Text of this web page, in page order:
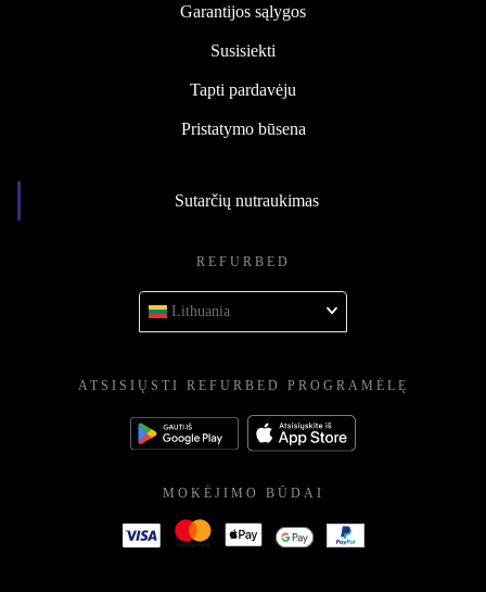
Garantijos sąlygos
Susisiekti
Tapti pardavėju
Pristatymo būsena
Sutarčių nutraukimas
REFURBED
Lithuania
ATSISIŲSTI REFURBED PROGRAMĖLĘ
MOKĖJIMO BŪDAI